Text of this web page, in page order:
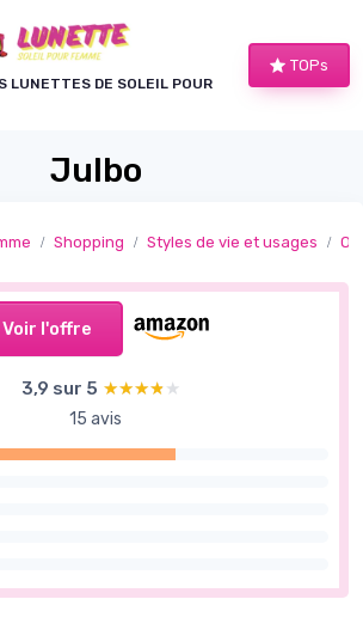
LUNETTES DE SOLEIL POUR
TOPs
Julbo
Shopping Styles de vie et usages
Voir l'offre
3,9 sur 5 ★★★★★
★★★★★
15 avis